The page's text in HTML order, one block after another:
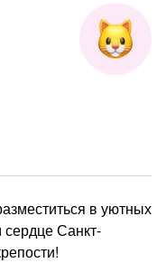
в уютных
Санкт-